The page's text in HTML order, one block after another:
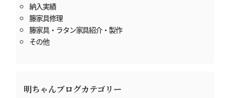
納入実績
籐家具修理
籐家具・ラタン家具紹介・製作
その他
明ちゃんブログカテゴリー